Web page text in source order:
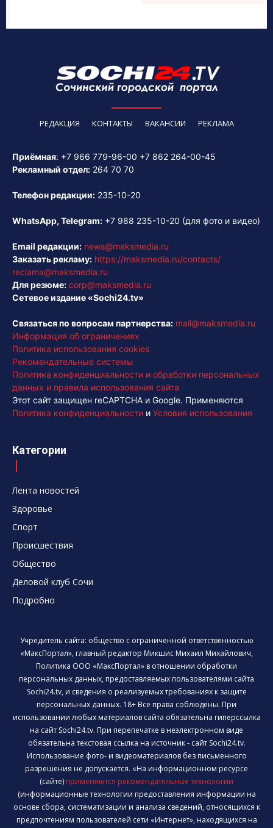
РЕДАКЦИЯ КОНТАКТЫ ВАКАНСИИ РЕКЛАМА
Приёмная: +7 966 779-96-00 +7 862 264-00-45
Рекламный отдел: 264 70 70
Телефон редакции: 235-10-20
WhatsApp, Telegram: +7 988 235-10-20 (для фото и видео)
Email редакции: news@maksmedia.ru
Заказать рекламу: https://maksmedia.ru/contacts/
reclama@maksmedia.ru
Для резюме: corp@maksmedia.ru
Сетевое издание «Sochi24.tv»
Связаться по вопросам партнерства: mail@maksmedia.ru
Информация об ограничениях
Политика использования cookies
Рекомендательные системы
Политика конфиденциальности и обработки персональных
данных и правила использования сайта
Этот сайт защищен reCAPTCHA и Google. Применяются
Политика конфиденциальности и Условия использования
Категории
Лента новостей
Здоровье
Спорт
Происшествия
Общество
Деловой клуб Сочи
Подробно
Учредитель сайта: общество с ограниченной ответственностью
«МаксПортал», главный редактор Микшис Михаил Михайлович,
Политика ООО «МаксПортал» в отношении обработки
персональных данных, предоставляемых пользователями сайта
Sochi24.tv, и сведения о реализуемых требованиях к защите
персональных данных. 18+ Все права соблюдены. При
использовании любых материалов сайта обязательна гиперссылка
на сайт Sochi24.tv. При перепечатке в неэлектронном виде
обязательна текстовая ссылка на источник - сайт Sochi24.tv.
Использование фото- и видеоматериалов без письменного
разрешения не допускается. «На информационном ресурсе
(сайте) применяются рекомендательные технологии
(информационные технологии предоставления информации на
основе сбора, систематизации и анализа сведений, относящихся к
предпочтениям пользователей сети «Интернет», находящихся на